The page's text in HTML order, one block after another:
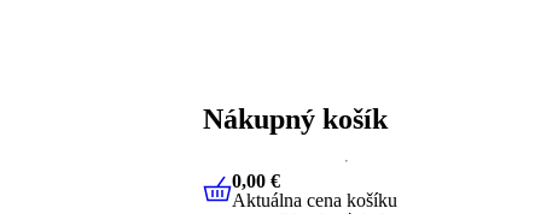
Nákupný košík
0,00 €Aktuálna cena košíku
0,00 €
Aktuálna cena košíku